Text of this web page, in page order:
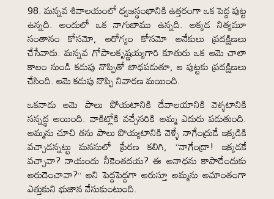
98. మన్నవ శివాలయంలో ధ్వజస్థంభానికి ఉత్తరంగా ఒక పెద్ద పుట్ట
ఉన్నది. అందులో ఒక నాగుబాము ఉన్నది. అక్కడ నిత్యమూ
సంతానం కోసమో, ఆరోగ్యం కోసమో అనేకులు ప్రదక్షిణలు
చేసేవారు. మన్నవ గోపాలకృష్ణయ్యగారి కూతురు ఒక ఆమె చాలా
కాలం నుండి కడుపు నొప్పితో బాధపడుతూ, ఆ పుట్టకు ప్రదక్షిణలు
చేసింది. ఆమె కడుపు నొప్పి నివారణ మయింది.
ఒకనాడు ఆమె పాలు పోయటానికి దేవాలయానికి వెళ్ళటానికి
సన్నద్ధ అయింది. వాకిట్లోకి వచ్చేసరికి అమ్మ ఎదురు పడుతుంది.
అమ్మను చూచి తను పాలు పొయ్యటానికి వెళ్ళే నాగేంద్రుడే ఇక్కడికి
వచ్చాడన్నట్టు మనసులో ప్రేరణ కలిగి, “నాగేంద్రా! ఇక్కడకే
వచ్చావా? నాయందు నీకెంతదయ? ఈ అనాధను కాపాడేందుకు
అరుదెంచావా?” అని పెద్దపెద్దగా అరుస్తూ అమ్మను అమాంతంగా
ఎత్తుకుని భుజాన వేసుకుంటుంది.